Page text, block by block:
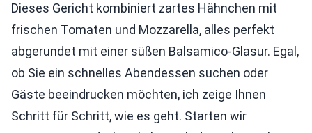
Dieses Gericht kombiniert zartes Hähnchen mit
frischen Tomaten und Mozzarella, alles perfekt
abgerundet mit einer süßen Balsamico-Glasur. Egal,
ob Sie ein schnelles Abendessen suchen oder
Gäste beeindrucken möchten, ich zeige Ihnen
Schritt für Schritt, wie es geht. Starten wir